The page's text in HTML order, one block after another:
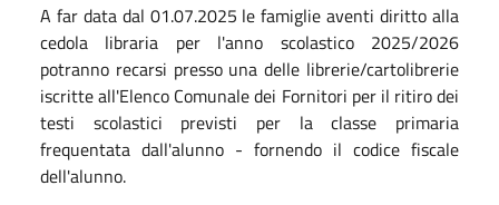
A far data dal 01.07.2025 le famiglie aventi diritto alla
cedola libraria per l'anno scolastico 2025/2026
potranno recarsi presso una delle librerie/cartolibrerie
iscritte all'Elenco Comunale dei Fornitori per il ritiro dei
testi scolastici previsti per la classe primaria
frequentata dall'alunno - fornendo il codice fiscale
dell'alunno.